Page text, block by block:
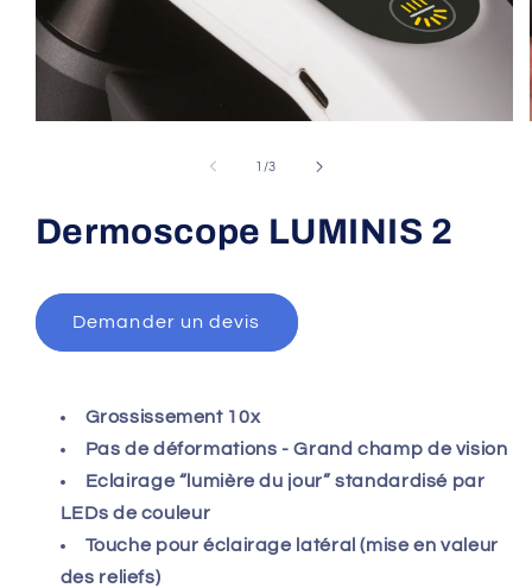
1 /of
3
Dermoscope LUMINIS 2
Demander un devis
Grossissement 10x
Pas de déformations - Grand champ de vision
Eclairage “lumière du jour” standardisé par
LEDs de couleur
Touche pour éclairage latéral (mise en valeur
des reliefs)